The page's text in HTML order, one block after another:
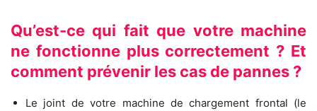
Qu’est-ce qui fait que votre machine
ne fonctionne plus correctement ? Et
comment prévenir les cas de pannes ?
Le joint de votre machine de chargement frontal (le